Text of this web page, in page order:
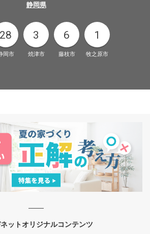
静岡県
28
岡市
3
焼津市
6
藤枝市
1
牧之原市
ットオリジナルコンテンツ